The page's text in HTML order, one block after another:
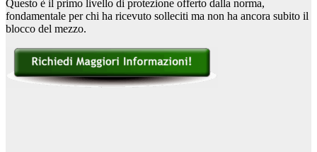
Questo è il primo livello di protezione offerto dalla norma,
fondamentale per chi ha ricevuto solleciti ma non ha ancora subito il
blocco del mezzo.